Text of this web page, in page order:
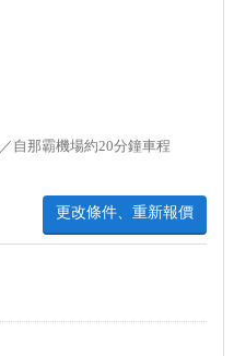
自那霸機場約20分鐘車程
更改條件、重新報價